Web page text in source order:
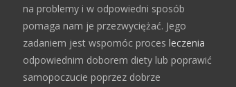
na problemy i w odpowiedni sposób
pomaga nam je przezwyciężać. Jego
zadaniem jest wspomóc proces leczenia
odpowiednim doborem diety lub poprawić
samopoczucie poprzez dobrze